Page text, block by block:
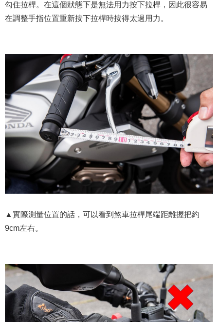
勾住拉桿。在這個狀態下是無法用力按下拉桿，因此很容易
在調整手指位置重新按下拉桿時按得太過用力。
▲實際測量位置的話，可以看到煞車拉桿尾端距離握把約
9cm左右。